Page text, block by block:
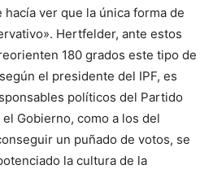
hacía ver que la única forma de
Hertfelder, ante estos
180 grados este tipo de
el presidente del IPF, es
políticos del Partido
Gobierno, como a los del
un puñado de votos, se
la cultura de la